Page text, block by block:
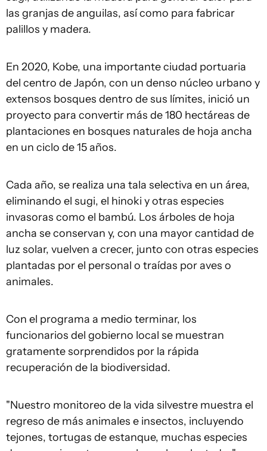
las granjas de anguilas, así como para fabricar
palillos y madera.
En 2020, Kobe, una importante ciudad portuaria
del centro de Japón, con un denso núcleo urbano y
extensos bosques dentro de sus límites, inició un
proyecto para convertir más de 180 hectáreas de
plantaciones en bosques naturales de hoja ancha
en un ciclo de 15 años.
Cada año, se realiza una tala selectiva en un área,
eliminando el sugi, el hinoki y otras especies
invasoras como el bambú. Los árboles de hoja
ancha se conservan y, con una mayor cantidad de
luz solar, vuelven a crecer, junto con otras especies
plantadas por el personal o traídas por aves o
animales.
Con el programa a medio terminar, los
funcionarios del gobierno local se muestran
gratamente sorprendidos por la rápida
recuperación de la biodiversidad.
"Nuestro monitoreo de la vida silvestre muestra el
regreso de más animales e insectos, incluyendo
tejones, tortugas de estanque, muchas especies